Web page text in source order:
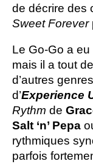
de décrire des
Sweet Forever
Le Go-Go a
mais il a tout
d’autres
d’Experience
Rythm de
Salt ‘n’ Pepa
rythmiques
parfois